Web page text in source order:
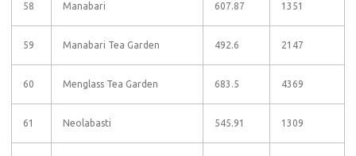
58 Manabari 607.87 1351
59 Manabari Tea Garden 492.6 2147
60 Menglass Tea Garden 683.5 4369
61 Neolabasti 545.91 1309